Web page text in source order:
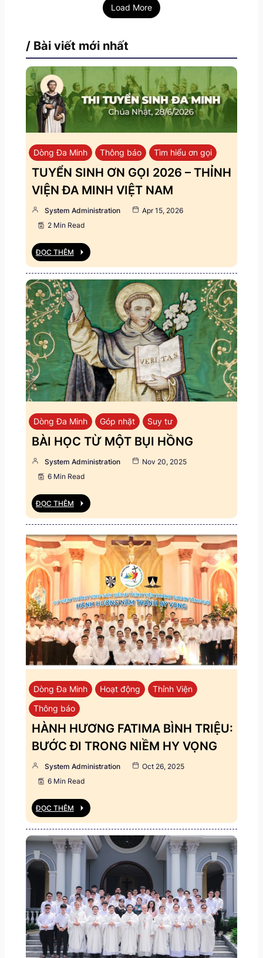
Load More
/ Bài viết mới nhất
Dòng Đa Minh Thông báo Tìm hiểu ơn gọi
TUYỂN SINH ƠN GỌI 2026 – THỈNH
VIỆN ĐA MINH VIỆT NAM
System Administration
Apr 15, 2026
2 Min Read
ĐỌC THÊM
Dòng Đa Minh Góp nhặt Suy tư
BÀI HỌC TỪ MỘT BỤI HỒNG
System Administration
Nov 20, 2025
6 Min Read
ĐỌC THÊM
Dòng Đa Minh Hoạt động
Thỉnh Viện
Thông báo
HÀNH HƯƠNG FATIMA BÌNH TRIỆU:
BƯỚC ĐI TRONG NIỀM HY VỌNG
System Administration
Oct 26, 2025
6 Min Read
ĐỌC THÊM